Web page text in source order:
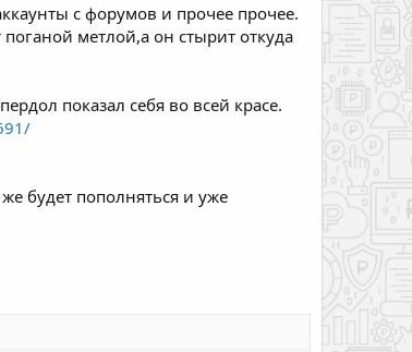
с форумов и прочее прочее.
метлой,а он стырит откуда
показал себя во всей красе.
будет пополняться и уже